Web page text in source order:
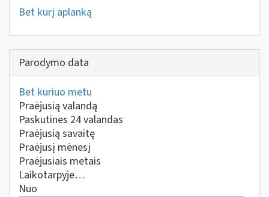
Bet kurį aplanką
Parodymo data
Bet kuriuo metu
Praėjusią valandą
Paskutines 24 valandas
Praėjusią savaitę
Praėjusį mėnesį
Praėjusiais metais
Laikotarpyje…
Nuo